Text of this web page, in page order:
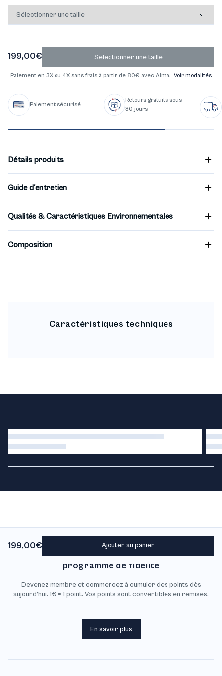
199,00€ Selectionner une taille
Paiement en 3X ou 4X sans frais à partir de 80€ avec Alma. Voir modalités
Paiement sécurisé
Retours gratuits sous
30 jours
Détails produits
Guide d'entretien
Qualités & Caractéristiques Environnementales
Composition
Caractéristiques techniques
199,00€ Ajouter au panier
Découvrez notre
programme de fidélité
Devenez membre et commencez à cumuler des points dès
aujourd’hui. 1€ = 1 point. Vos points sont convertibles en remises.
En savoir plus